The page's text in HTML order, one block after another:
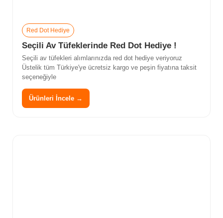
Red Dot Hediye
Seçili Av Tüfeklerinde Red Dot Hediye !
Seçili av tüfekleri alımlarınızda red dot hediye veriyoruz
Üstelik tüm Türkiye'ye ücretsiz kargo ve peşin fiyatına taksit
seçeneğiyle
Ürünleri İncele →